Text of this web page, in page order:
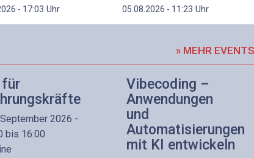
- 17:03 Uhr 05.08.2026 - 11:23 Uhr
» MEHR EVENTS
für
2026 -
bis 16:00
Vibecoding –
Anwendungen
und
Automatisierungen
mit KI entwickeln